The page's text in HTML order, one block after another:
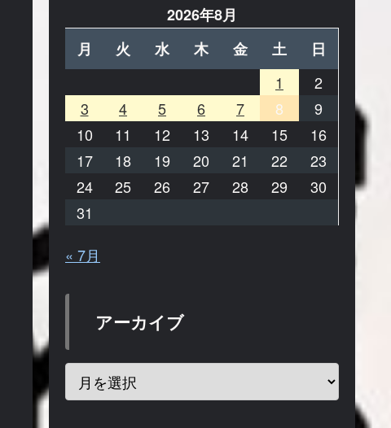
2026年8月
月
火 水 木 金 土
日
1
2
3
4 5 6 7 8
9
10
11 12 13 14 15
16
17
18 19 20 21 22
23
24
25 26 27 28 29
30
31
« 7月
アーカイブ